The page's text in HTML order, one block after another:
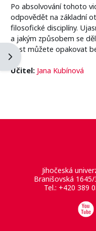
Otevřít panel bloku
Po absolvování tohoto
odpovědět na základní
filosofické disciplíny.
a jakým způsobem se
Test můžete opakovat
Učitel: Jana Kubínová
Jihočeská
Branišovská
Tel.: +420 389